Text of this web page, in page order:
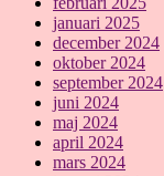
januari 2025
december 2024
oktober 2024
september 2024
juni 2024
maj 2024
april 2024
mars 2024